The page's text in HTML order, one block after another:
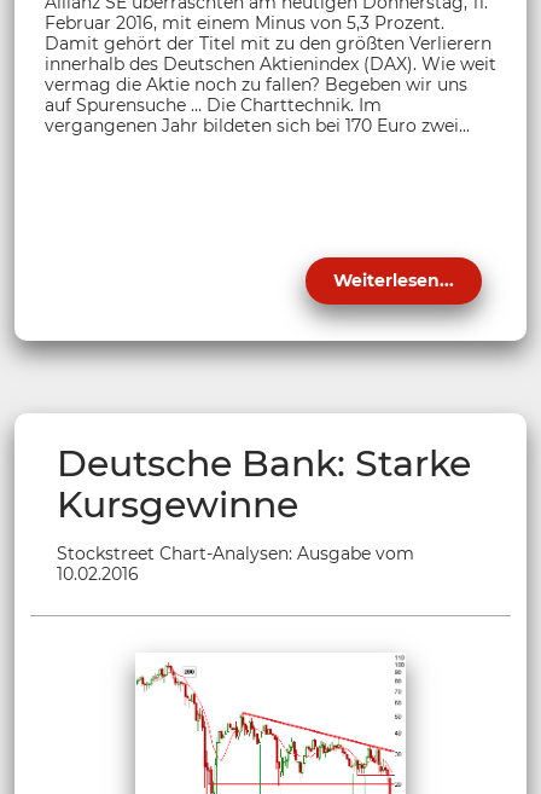
Februar 2016, mit einem Minus von 5,3 Prozent.
Damit gehört der Titel mit zu den größten Verlierern
innerhalb des Deutschen Aktienindex (DAX). Wie weit
vermag die Aktie noch zu fallen? Begeben wir uns
auf Spurensuche … Die Charttechnik. Im
vergangenen Jahr bildeten sich bei 170 Euro zwei...
Weiterlesen...
Deutsche Bank: Starke
Kursgewinne
Stockstreet Chart-Analysen: Ausgabe vom
10.02.2016